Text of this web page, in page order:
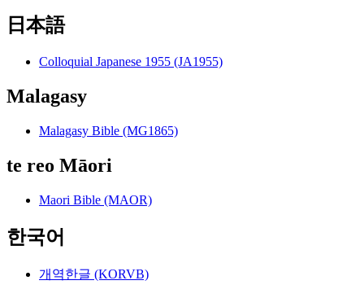
日本語
Colloquial Japanese 1955 (JA1955)
Malagasy
Malagasy Bible (MG1865)
te reo Māori
Maori Bible (MAOR)
한국어
개역한글 (KORVB)